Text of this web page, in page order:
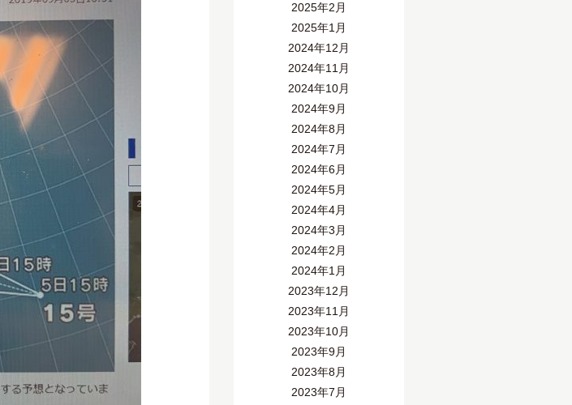
2025年2月
2025年1月
2024年12月
2024年11月
2024年10月
2024年9月
2024年8月
2024年7月
2024年6月
2024年5月
2024年4月
2024年3月
2024年2月
2024年1月
2023年12月
2023年11月
2023年10月
2023年9月
2023年8月
2023年7月